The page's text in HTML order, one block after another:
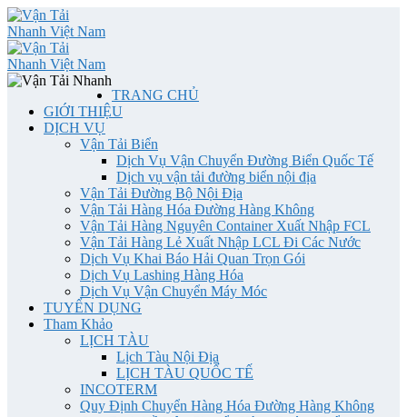
TRANG CHỦ
GIỚI THIỆU
DỊCH VỤ
Vận Tải Biển
Dịch Vụ Vận Chuyển Đường Biển Quốc Tế
Dịch vụ vận tải đường biển nội địa
Vận Tải Đường Bộ Nội Địa
Vận Tải Hàng Hóa Đường Hàng Không
Vận Tải Hàng Nguyên Container Xuất Nhập FCL
Vận Tải Hàng Lẻ Xuất Nhập LCL Đi Các Nước
Dịch Vụ Khai Báo Hải Quan Trọn Gói
Dịch Vụ Lashing Hàng Hóa
Dịch Vụ Vận Chuyển Máy Móc
TUYỂN DỤNG
Tham Khảo
LỊCH TÀU
Lịch Tàu Nội Địa
LỊCH TÀU QUỐC TẾ
INCOTERM
Quy Định Chuyển Hàng Hóa Đường Hàng Không